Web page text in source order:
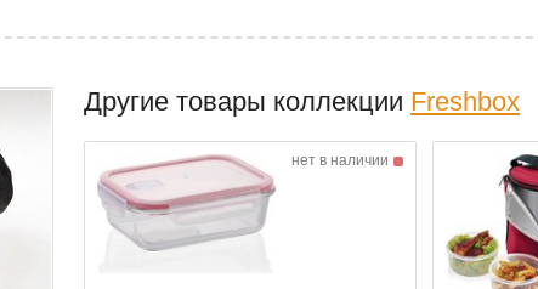
Другие товары коллекции Freshbox
нет в наличии